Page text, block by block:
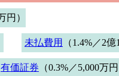
円）
未払費用 （1.4%／2億
有価証券 （0.3%／5,000万円